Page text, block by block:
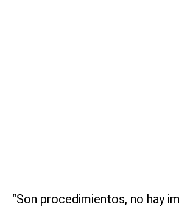
“Son procedimientos, no hay